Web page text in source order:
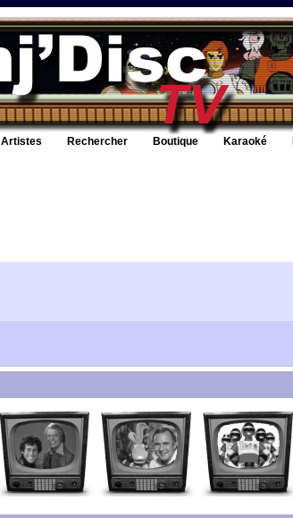
Artistes Rechercher Boutique Karaoké